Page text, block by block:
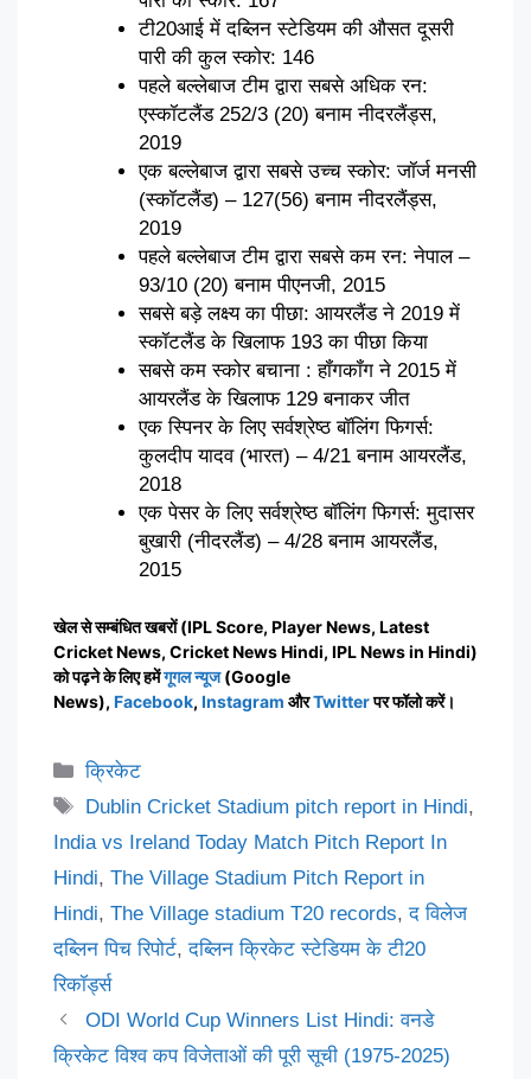
टी20आई में दब्लिन स्टेडियम की औसत दूसरी
पारी की कुल स्कोर: 146
पहले बल्लेबाज टीम द्वारा सबसे अधिक रन:
एस्कॉटलैंड 252/3 (20) बनाम नीदरलैंड्स,
2019
एक बल्लेबाज द्वारा सबसे उच्च स्कोर: जॉर्ज मनसी
(स्कॉटलैंड) – 127(56) बनाम नीदरलैंड्स,
2019
पहले बल्लेबाज टीम द्वारा सबसे कम रन: नेपाल –
93/10 (20) बनाम पीएनजी, 2015
सबसे बड़े लक्ष्य का पीछा: आयरलैंड ने 2019 में
स्कॉटलैंड के खिलाफ 193 का पीछा किया
सबसे कम स्कोर बचाना : हॉंगकॉंग ने 2015 में
आयरलैंड के खिलाफ 129 बनाकर जीत
एक स्पिनर के लिए सर्वश्रेष्ठ बॉलिंग फिगर्स:
कुलदीप यादव (भारत) – 4/21 बनाम आयरलैंड,
2018
एक पेसर के लिए सर्वश्रेष्ठ बॉलिंग फिगर्स: मुदासर
बुखारी (नीदरलैंड) – 4/28 बनाम आयरलैंड,
2015
खेल से सम्बंधित खबरों (IPL Score, Player News, Latest
Cricket News, Cricket News Hindi, IPL News in Hindi)
को पढ़ने के लिए हमेंगूगल न्यूज(Google
News), Facebook, Instagram औरTwitterपर फॉलो करें।
Categories
क्रिकेट
Tags
Dublin Cricket Stadium pitch report in Hindi,
India vs Ireland Today Match Pitch Report In
Hindi, The Village Stadium Pitch Report in
Hindi, The Village stadium T20 records,द विलेज
दब्लिन पिच रिपोर्ट,दब्लिन क्रिकेट स्टेडियम के टी20
रिकॉर्ड्स
ODI World Cup Winners List Hindi: वनडे
क्रिकेट विश्व कप विजेताओं की पूरी सूची (1975-2025)